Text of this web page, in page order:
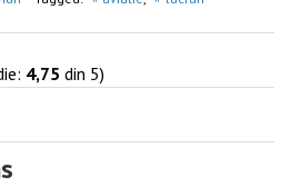
4,75 din 5)